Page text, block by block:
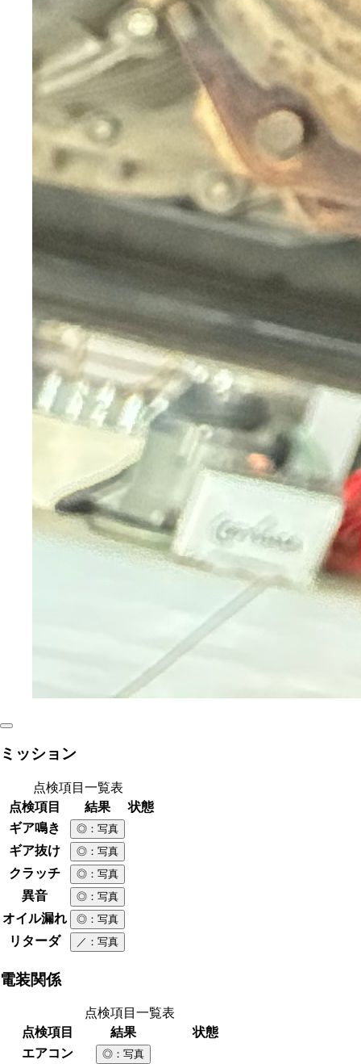
ミッション
点検項目一覧表
点検項目
結果
状態
ギア鳴き
◎ ：写真
ギア抜け ◎ ：写真
クラッチ ◎ ：写真
異音 ◎ ：写真
オイル漏れ ◎ ：写真
リターダ ／ ：写真
電装関係
点検項目一覧表
点検項目
結果
状態
エアコン
◎ ：写真